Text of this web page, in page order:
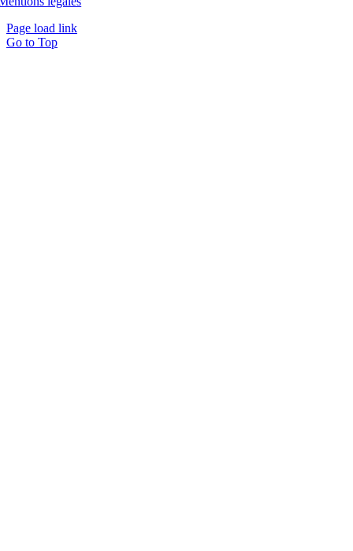
Page load link
Go to Top